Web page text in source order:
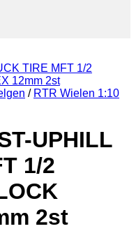
/ RTR Wielen 1:10
UPHILL
1/2
2st